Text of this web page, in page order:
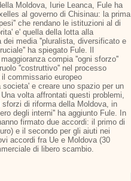
Moldova, Iurie Leanca, Fule ha
al governo di Chisinau: la prima
che rendano le istituzioni al di
e' quella della lotta alla
media ''pluralista, diversificato e
ha spiegato Fule. Il
compia ''ogni sforzo''
''costruttivo'' nel processo
commissario europeo
e creare uno spazio per un
volta affrontati questi problemi,
di riforma della Moldova, in
degli interni'' ha aggiunto Fule. In
firmato due accordi: il primo di
e il secondo per gli aiuti nei
accordi fra Ue e Moldova (30
di libero scambio.